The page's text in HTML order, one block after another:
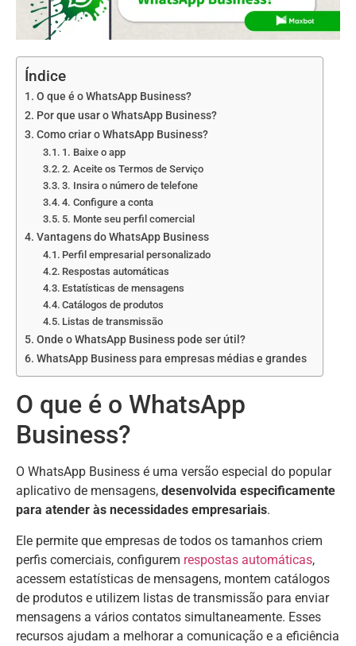
Índice
O que é o WhatsApp Business?
Por que usar o WhatsApp Business?
Como criar o WhatsApp Business?
1. Baixe o app
2. Aceite os Termos de Serviço
3. Insira o número de telefone
4. Configure a conta
5. Monte seu perfil comercial
Vantagens do WhatsApp Business
Perfil empresarial personalizado
Respostas automáticas
Estatísticas de mensagens
Catálogos de produtos
Listas de transmissão
Onde o WhatsApp Business pode ser útil?
WhatsApp Business para empresas médias e grandes
O que é o WhatsApp
Business?
O WhatsApp Business é uma versão especial do popular
aplicativo de mensagens, desenvolvida especificamente
para atender às necessidades empresariais.
Ele permite que empresas de todos os tamanhos criem
perfis comerciais, configurem respostas automáticas,
acessem estatísticas de mensagens, montem catálogos
de produtos e utilizem listas de transmissão para enviar
mensagens a vários contatos simultaneamente. Esses
recursos ajudam a melhorar a comunicação e a eficiência